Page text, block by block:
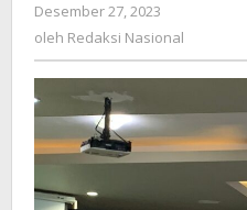
dan
Desember 27, 2023
Redaksi
oleh Redaksi Nasional